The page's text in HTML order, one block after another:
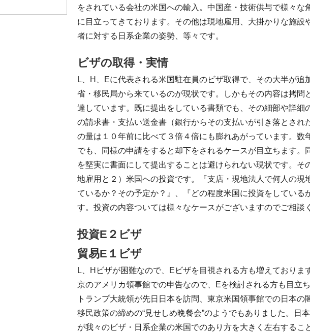
をされている会社の米国への輸入。中国産・技術供与で様々な
に目立ってきております。その他は現地雇用、大掛かりな施設
者に対する日系企業の姿勢、等々です。
ビザの取得・実情
L、H、Eに代表される米国駐在員のビザ取得で、その大半が追
省・移民局から来ているのが現状です。しかもその内容は拷問
達しています。既に提出をしている書類でも、その細部や詳細
の請求書・支払い送金書（銀行からその支払いが引き落とされ
の量は１０年前に比べて３倍４倍にも膨れあがっています。数
でも、同様の申請をすると却下をされるケースが目立ちます。
を堅実に書面にして提出することは避けられない現状です。そ
地雇用と２）米国への投資です。『支店・現地法人で何人の現
ているか？その予定か？』、『どの程度米国に投資をしている
す。投資の内容ついては様々なケースがございますのでご相談
投資E２ビザ
貿易E１ビザ
L、Hビザが困難なので、Eビザを目視される方も増えておりま
京のアメリカ領事館での申告なので、Eを検討される方も目立ち
トランプ大統領が先日日本を訪問、東京米国領事館での日本の
移民政策の締めの“見せしめ晩餐会”のようでもありました。日
が我々のビザ・日系企業の米国でのあり方を大きく左右するこ